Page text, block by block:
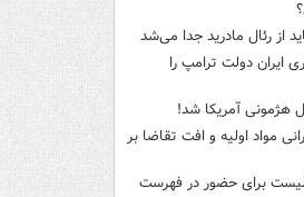
از رئال مادرید جدا می‌شد
ایران دولت ترامپ را
هژمونی آمریکا شد!
مواد اولیه و افت تقاضا بر
والیبالیست برای حضور در فهرست